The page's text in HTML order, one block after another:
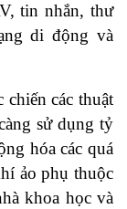
tin nhắn, thư
di động và
các thuật
sử dụng tỷ
hóa các quá
ảo phụ thuộc
khoa học và